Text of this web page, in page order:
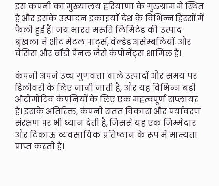
इस कंपनी का मुख्यालय हरियाणा के गुरुग्राम में स्थित
है और इसके उत्पादन इकाइयाँ देश के विभिन्न हिस्सों में
फैली हुई हैं। जय भारत मरुति लिमिटेड की उत्पाद
श्रृंखला में शीट मेटल पार्ट्स, वेल्डेड असेम्बलियों, और
चेसिस और बॉडी पैनल जैसे कंपोनेंट्स शामिल हैं।
कंपनी अपने उच्च गुणवत्ता वाले उत्पादों और समय पर
डिलीवरी के लिए जानी जाती है, और यह विभिन्न बड़ी
ऑटोमोटिव कंपनियों के लिए एक महत्वपूर्ण सप्लायर
है। इसके अतिरिक्त, कंपनी सतत विकास और पर्यावरण
संरक्षण पर भी ध्यान देती है, जिससे यह एक जिम्मेदार
और टिकाऊ व्यवसायिक प्रतिष्ठान के रूप में मान्यता
प्राप्त करती है।